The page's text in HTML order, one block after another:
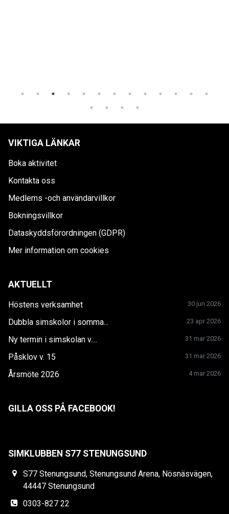
VIKTIGA LÄNKAR
Boka aktivitet
Kontakta oss
Medlems -och användarvillkor
Bokningsvillkor
Dataskyddsförordningen (GDPR)
Mer information om cookies
AKTUELLT
Höstens verksamhet 30 jun 2026
Dubbla simskolor i somma... 23 apr 2026
Ny termin i simskolan v.... 31 mar 2026
Påsklov v. 15 31 mar 2026
Årsmöte 2026 4 mar 2026
GILLA OSS PÅ FACEBOOK!
SIMKLUBBEN S77 STENUNGSUND
S77 Stenungsund, Stenungsund Arena, Nösnäsvägen,
44447 Stenungsund
0303-827 22